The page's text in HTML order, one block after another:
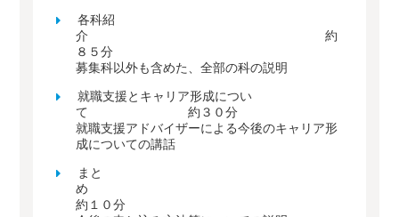
各科紹
介 約
８５分
募集科以外も含めた、全部の科の説明
就職支援とキャリア形成につい
て 約３０分
就職支援アドバイザーによる今後のキャリア形
成についての講話
まと
め
約１０分